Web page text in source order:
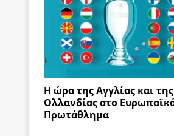
Η ώρα της Αγγλίας και της
Ολλανδίας στο
Πρωτάθλημα